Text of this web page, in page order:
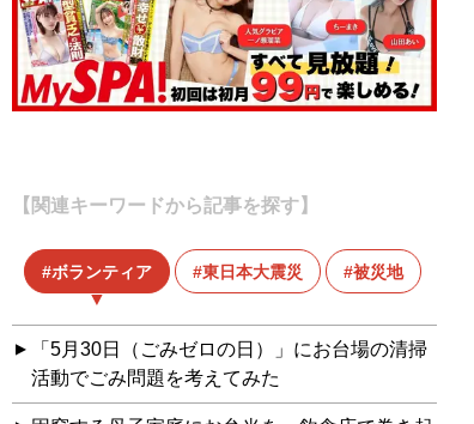
【関連キーワードから記事を探す】
ボランティア 東日本大震災 被災地
「5月30日（ごみゼロの日）」にお台場の清掃
活動でごみ問題を考えてみた